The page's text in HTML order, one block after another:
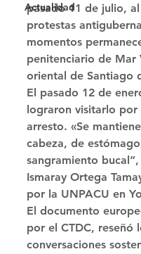
Actualidad
pasado 11 de julio,
protestas
momentos
penitenciario de Mar
oriental de Santiago
El pasado 12 de
lograron visitarlo por
arresto. «Se
cabeza, de
sangramiento
Ismaray Ortega
por la UNPACU en
El documento
por el CTDC, reseñó
conversaciones